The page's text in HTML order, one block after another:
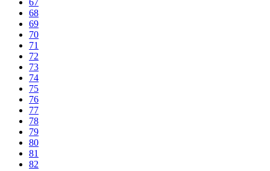
67
68
69
70
71
72
73
74
75
76
77
78
79
80
81
82